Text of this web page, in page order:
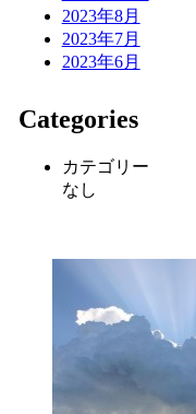
2023年8月
2023年7月
2023年6月
Categories
カテゴリー
なし